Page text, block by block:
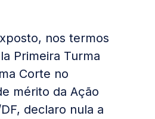
nos termos
Primeira Turma
Corte no
mérito da Ação
declaro nula a